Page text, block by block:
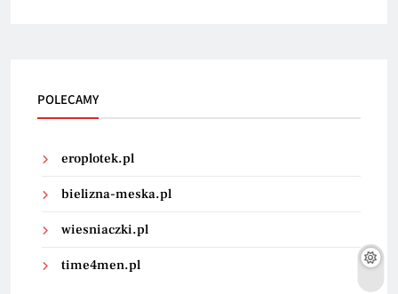
POLECAMY
eroplotek.pl
bielizna-meska.pl
wiesniaczki.pl
time4men.pl